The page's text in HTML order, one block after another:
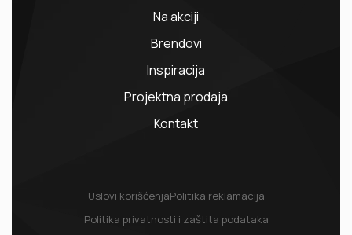
Na akciji
Brendovi
Inspiracija
Projektna prodaja
Kontakt
Uslovi korišćenjaPolitika reklamacija
Politika privatnosti i zaštita podataka